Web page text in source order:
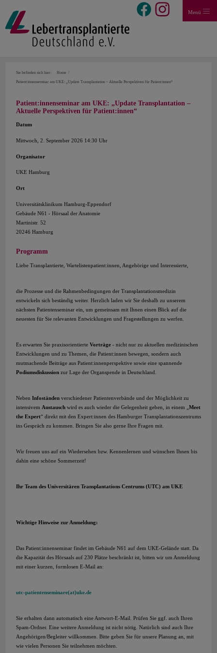
Menü
Sie befinden sich hier: Home
Patient:innenseminar am UKE: „Update Transplantation – Aktuelle Perspektiven für Patient:innen“
Patient:innenseminar am UKE: „Update Transplantation –
Aktuelle Perspektiven für Patient:innen“
Datum
Mittwoch, 2. September 2026 14:30 Uhr
Organisator
UKE Hamburg
Ort
Universitätsklinikum Hamburg-Eppendorf
Gebäude N61 - Hörsaal der Anatomie
Martinistr. 52
20246 Hamburg
Programm
Liebe Transplantierte, Wartelistenpatient:innen, Angehörige und Interessierte,
die Prozesse und die Rahmenbedingungen der Transplantationsmedizin
entwickeln sich beständig weiter. Herzlich laden wir Sie deshalb zu unserem
nächsten Patientenseminar ein, um gemeinsam mit Ihnen einen Blick auf die
neuesten für Sie relevanten Entwicklungen und Fragestellungen zu werfen.
Es erwarten Sie praxisorientierte Vorträge - nicht nur zu aktuellen medizinischen
Entwicklungen und zu Themen, die Patient:innen bewegen, sondern auch
mutmachende Beiträge aus Patient:innenperspektive sowie eine spannende
Podiumsdiskussion zur Lage der Organspende in Deutschland.
Neben Infoständen verschiedener Patientenverbände und der Möglichkeit zu
intensivem Austausch wird es auch wieder die Gelegenheit geben, in einem „ Meet
the Expert“ direkt mit den Expert:innen des Hamburger Transplantationszentrums
ins Gespräch zu kommen. Bringen Sie also gerne Ihre Fragen mit.
Wir freuen uns auf ein Wiedersehen bzw. Kennenlernen und wünschen Ihnen bis
dahin eine schöne Sommerzeit!
Ihr Team des Universitären Transplantations Centrums (UTC) am UKE
Wichtige Hinweise zur Anmeldung:
Das Patient:innenseminar findet im Gebäude N61 auf dem UKE-Gelände statt. Da
die Kapazität des Hörsaals auf 230 Plätze beschränkt ist, bitten wir um Anmeldung
mit einer kurzen, formlosen E-Mail an:
utc-patientenseminare(at)uke.de
Sie erhalten dann automatisch eine Antwort-E-Mail. Prüfen Sie ggf. auch Ihren
Spam-Ordner. Eine weitere Anmeldung ist nicht nötig. Natürlich sind auch Ihre
Angehörigen/Begleiter willkommen. Bitte geben Sie für unsere Planung an, mit
wie vielen Personen Sie teilnehmen möchten.